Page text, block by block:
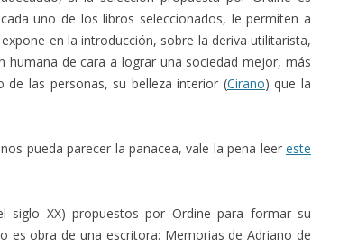
uno de los libros seleccionados, le permiten a
en la introducción, sobre la deriva utilitarista,
de cara a lograr una sociedad mejor, más
las personas, su belleza interior (Cirano) que la
pueda parecer la panacea, vale la pena leer este
siglo XX) propuestos por Ordine para formar su
es obra de una escritora: Memorias de Adriano de